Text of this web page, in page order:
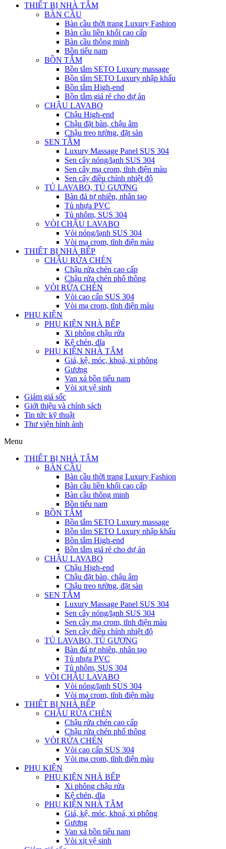
THIẾT BỊ NHÀ TẮM
BÀN CẦU
Bàn cầu thời trang Luxury Fashion
Bàn cầu liền khối cao cấp
Bàn cầu thông minh
Bồn tiểu nam
BỒN TẮM
Bồn tắm SETO Luxury massage
Bồn tắm SETO Luxury nhập khẩu
Bồn tắm High-end
Bồn tắm giá rẻ cho dự án
CHẬU LAVABO
Chậu High-end
Chậu đặt bàn, chậu âm
Chậu treo tường, đặt sàn
SEN TẮM
Luxury Massage Panel SUS 304
Sen cây nóng/lạnh SUS 304
Sen cây mạ crom, tĩnh điện màu
Sen cây điều chỉnh nhiệt độ
TỦ LAVABO, TỦ GƯƠNG
Bàn đá tự nhiên, nhân tạo
Tủ nhựa PVC
Tủ nhôm, SUS 304
VÒI CHẬU LAVABO
Vòi nóng/lạnh SUS 304
Vòi mạ crom, tĩnh điện màu
THIẾT BỊ NHÀ BẾP
CHẬU RỬA CHÉN
Chậu rửa chén cao cấp
Chậu rửa chén phổ thông
VÒI RỬA CHÉN
Vòi cao cấp SUS 304
Vòi mạ crom, tĩnh điện màu
PHỤ KIỆN
PHỤ KIỆN NHÀ BẾP
Xi phông chậu rửa
Kệ chén, dĩa
PHỤ KIỆN NHÀ TẮM
Giá, kệ, móc, khoá, xi phông
Gương
Van xả bồn tiểu nam
Vòi xịt vệ sinh
Giảm giá sốc
Giới thiệu và chính sách
Tin tức kỹ thuật
Thư viện hình ảnh
Menu
THIẾT BỊ NHÀ TẮM
BÀN CẦU
Bàn cầu thời trang Luxury Fashion
Bàn cầu liền khối cao cấp
Bàn cầu thông minh
Bồn tiểu nam
BỒN TẮM
Bồn tắm SETO Luxury massage
Bồn tắm SETO Luxury nhập khẩu
Bồn tắm High-end
Bồn tắm giá rẻ cho dự án
CHẬU LAVABO
Chậu High-end
Chậu đặt bàn, chậu âm
Chậu treo tường, đặt sàn
SEN TẮM
Luxury Massage Panel SUS 304
Sen cây nóng/lạnh SUS 304
Sen cây mạ crom, tĩnh điện màu
Sen cây điều chỉnh nhiệt độ
TỦ LAVABO, TỦ GƯƠNG
Bàn đá tự nhiên, nhân tạo
Tủ nhựa PVC
Tủ nhôm, SUS 304
VÒI CHẬU LAVABO
Vòi nóng/lạnh SUS 304
Vòi mạ crom, tĩnh điện màu
THIẾT BỊ NHÀ BẾP
CHẬU RỬA CHÉN
Chậu rửa chén cao cấp
Chậu rửa chén phổ thông
VÒI RỬA CHÉN
Vòi cao cấp SUS 304
Vòi mạ crom, tĩnh điện màu
PHỤ KIỆN
PHỤ KIỆN NHÀ BẾP
Xi phông chậu rửa
Kệ chén, dĩa
PHỤ KIỆN NHÀ TẮM
Giá, kệ, móc, khoá, xi phông
Gương
Van xả bồn tiểu nam
Vòi xịt vệ sinh